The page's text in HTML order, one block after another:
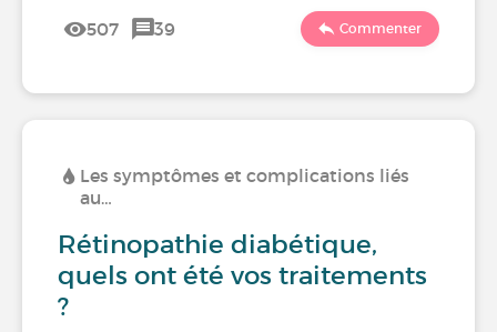
507 39 Commenter
Les symptômes et complications liés
au…
Rétinopathie diabétique,
quels ont été vos traitements
?